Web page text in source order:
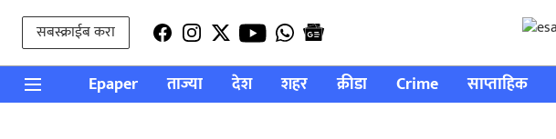
सबस्क्राईब करा
Epaper ताज्या देश शहर क्रीडा Crime साप्ताहिक